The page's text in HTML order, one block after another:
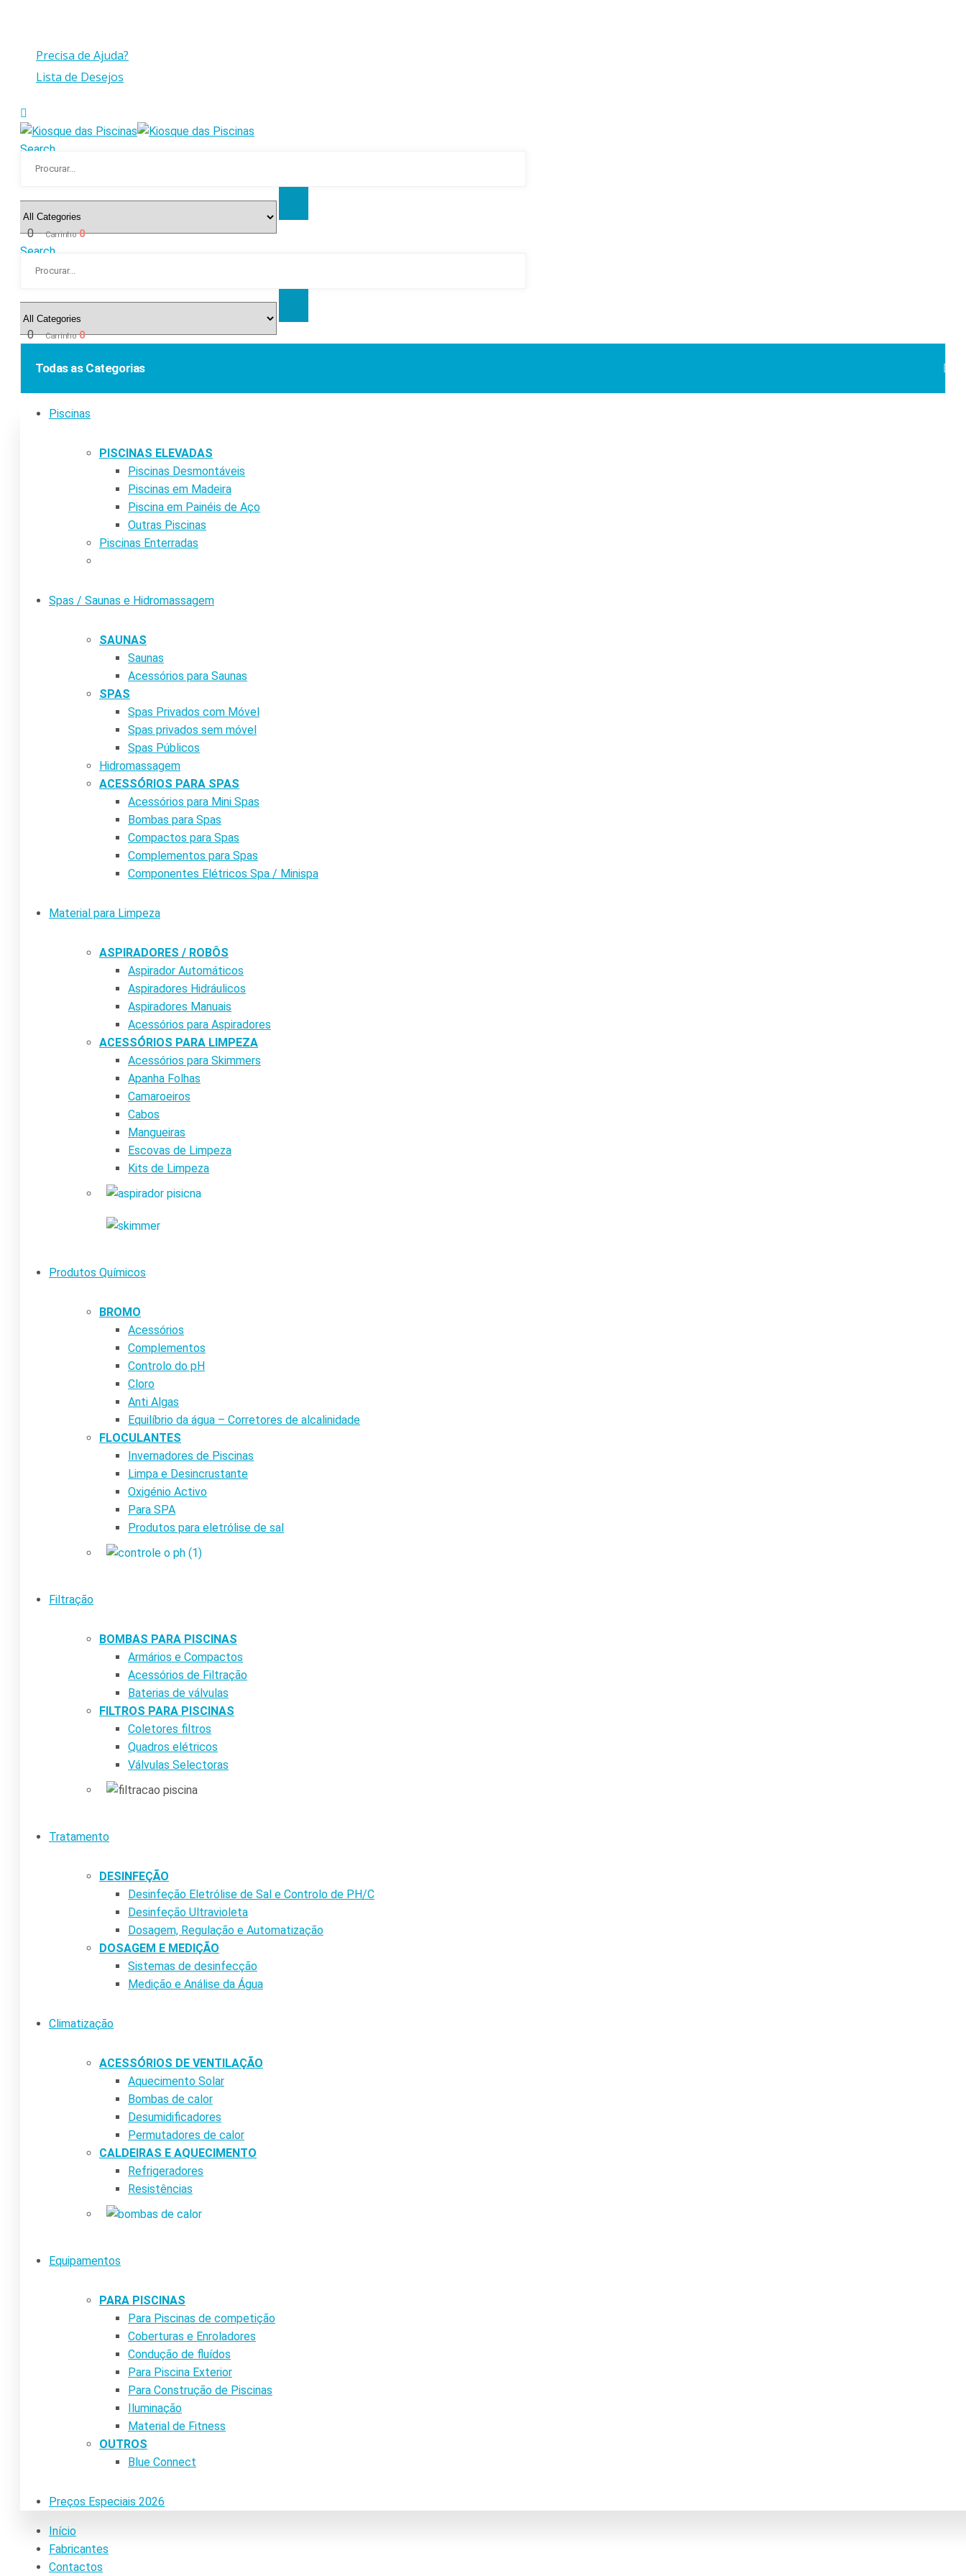
Precisa de Ajuda?
Lista de Desejos
Search
0 Carrinho0
Search
0 Carrinho0
Todas as Categorias
Piscinas
PISCINAS ELEVADAS
Piscinas Desmontáveis
Piscinas em Madeira
Piscina em Painéis de Aço
Outras Piscinas
Piscinas Enterradas
Spas / Saunas e Hidromassagem
SAUNAS
Saunas
Acessórios para Saunas
SPAS
Spas Privados com Móvel
Spas privados sem móvel
Spas Públicos
Hidromassagem
ACESSÓRIOS PARA SPAS
Acessórios para Mini Spas
Bombas para Spas
Compactos para Spas
Complementos para Spas
Componentes Elétricos Spa / Minispa
Material para Limpeza
ASPIRADORES / ROBÔS
Aspirador Automáticos
Aspiradores Hidráulicos
Aspiradores Manuais
Acessórios para Aspiradores
ACESSÓRIOS PARA LIMPEZA
Acessórios para Skimmers
Apanha Folhas
Camaroeiros
Cabos
Mangueiras
Escovas de Limpeza
Kits de Limpeza
Produtos Químicos
BROMO
Acessórios
Complementos
Controlo do pH
Cloro
Anti Algas
Equilíbrio da água – Corretores de alcalinidade
FLOCULANTES
Invernadores de Piscinas
Limpa e Desincrustante
Oxigénio Activo
Para SPA
Produtos para eletrólise de sal
Filtração
BOMBAS PARA PISCINAS
Armários e Compactos
Acessórios de Filtração
Baterias de válvulas
FILTROS PARA PISCINAS
Coletores filtros
Quadros elétricos
Válvulas Selectoras
Tratamento
DESINFEÇÃO
Desinfeção Eletrólise de Sal e Controlo de PH/C
Desinfeção Ultravioleta
Dosagem, Regulação e Automatização
DOSAGEM E MEDIÇÃO
Sistemas de desinfecção
Medição e Análise da Água
Climatização
ACESSÓRIOS DE VENTILAÇÃO
Aquecimento Solar
Bombas de calor
Desumidificadores
Permutadores de calor
CALDEIRAS E AQUECIMENTO
Refrigeradores
Resistências
Equipamentos
PARA PISCINAS
Para Piscinas de competição
Coberturas e Enroladores
Condução de fluídos
Para Piscina Exterior
Para Construção de Piscinas
Iluminação
Material de Fitness
OUTROS
Blue Connect
Preços Especiais 2026
Início
Fabricantes
Contactos